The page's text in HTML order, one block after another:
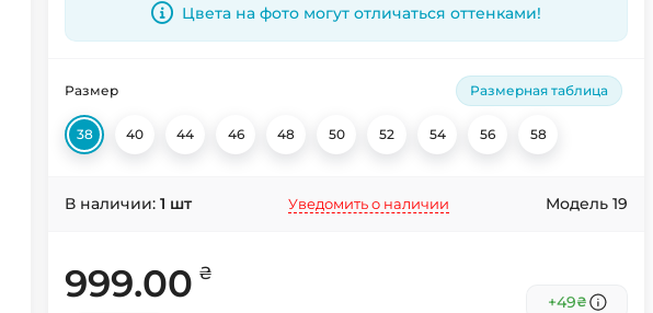
Цвета на фото могут отличаться оттенками!
Размер Размерная таблица
38 40 44 46 48 50 52 54 56 58
В наличии: 1 шт Уведомить о наличии Модель 19
999.00 ₴
+49₴